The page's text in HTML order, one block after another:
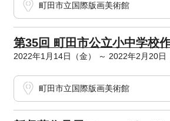
町田市立国際版画美術館
第35回 町田市公立小中学校
2022年1月14日（金） ～ 2022年2月20日
町田市立国際版画美術館